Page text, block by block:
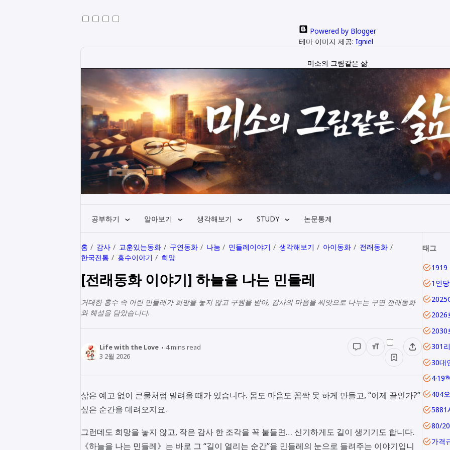
Powered by Blogger
테마 이미지 제공:Igniel
미소의 그림같은 삶
공부하기 알아보기 생각해보기 STUDY 논문통계
홈 감사 교훈있는동화 구연동화 나눔 민들레이야기 생각해보기 아이동화
전래동화
한국전통
홍수이야기 희망
[전래동화 이야기] 하늘을 나는 민들레
거대한 홍수 속 어린 민들레가 희망을 놓지 않고 구원을 받아, 감사의 마음을 씨앗으로 나누는 구연 전래동화
와 해설을 담았습니다.
Life with the Love 4mins read
3 2월 2026
삶은 예고 없이 큰물처럼 밀려올 때가 있습니다. 몸도 마음도 꼼짝 못 하게 만들고, “이제 끝인가?”
싶은 순간을 데려오지요.
그런데도 희망을 놓지 않고, 작은 감사 한 조각을 꼭 붙들면… 신기하게도 길이 생기기도 합니다.
《하늘을 나는 민들레》는 바로 그 “길이 열리는 순간”을 민들레의 눈으로 들려주는 이야기입니
태그
1인
2026
2030
301
30대
4·19
404
5881
80/
가격